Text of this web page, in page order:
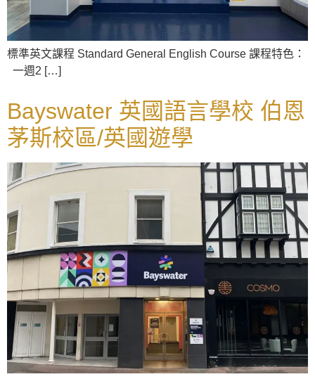
標準英文課程 Standard General English Course 課程特色：
一週2 […]
Bayswater 英國語言學校 伯恩
茅斯校區/英國遊學